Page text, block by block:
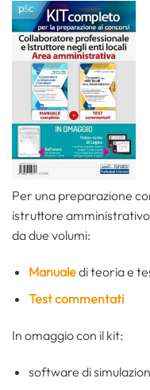
Per una preparazione
istruttore amministrativo
da due volumi:
Manualedi teoria e
Test commentati
In omaggio con il kit:
software di